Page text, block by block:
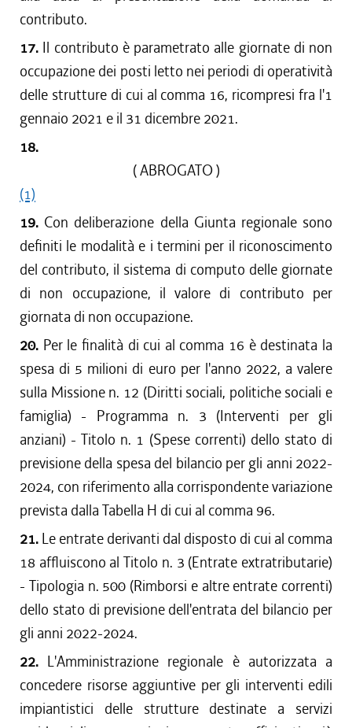
contributo.
17. Il contributo è parametrato alle giornate di non
occupazione dei posti letto nei periodi di operatività
delle strutture di cui al comma 16, ricompresi fra l'1
gennaio 2021 e il 31 dicembre 2021.
18.
( ABROGATO )
(1)
19. Con deliberazione della Giunta regionale sono
definiti le modalità e i termini per il riconoscimento
del contributo, il sistema di computo delle giornate
di non occupazione, il valore di contributo per
giornata di non occupazione.
20. Per le finalità di cui al comma 16 è destinata la
spesa di 5 milioni di euro per l'anno 2022, a valere
sulla Missione n. 12 (Diritti sociali, politiche sociali e
famiglia) - Programma n. 3 (Interventi per gli
anziani) - Titolo n. 1 (Spese correnti) dello stato di
previsione della spesa del bilancio per gli anni 2022-
2024, con riferimento alla corrispondente variazione
prevista dalla Tabella H di cui al comma 96.
21. Le entrate derivanti dal disposto di cui al comma
18 affluiscono al Titolo n. 3 (Entrate extratributarie)
- Tipologia n. 500 (Rimborsi e altre entrate correnti)
dello stato di previsione dell'entrata del bilancio per
gli anni 2022-2024.
22. L'Amministrazione regionale è autorizzata a
concedere risorse aggiuntive per gli interventi edili
impiantistici delle strutture destinate a servizi